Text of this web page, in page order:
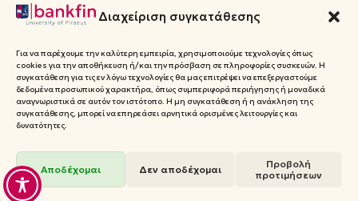
Διαχείριση συγκατάθεσης
Για να παρέχουμε την καλύτερη εμπειρία, χρησιμοποιούμε τεχνολογίες όπως
cookies για την αποθήκευση ή/και την πρόσβαση σε πληροφορίες συσκευών. Η
συγκατάθεση για τις εν λόγω τεχνολογίες θα μας επιτρέψει να επεξεργαστούμε
δεδομένα προσωπικού χαρακτήρα, όπως συμπεριφορά περιήγησης ή μοναδικά
αναγνωριστικά σε αυτόν τον ιστότοπο. Η μη συγκατάθεση ή η ανάκληση της
συγκατάθεσης, μπορεί να επηρεάσει αρνητικά ορισμένες λειτουργίες και
δυνατότητες.
Αποδέχομαι Δεν αποδέχομαι
Προβολή
προτιμήσεων
Δημητρίου 80,
18534,
Πειραιάς
© 2026 Πανεπιστήμιο Πειραιώς,
Τραπεζικής Διοικητικής